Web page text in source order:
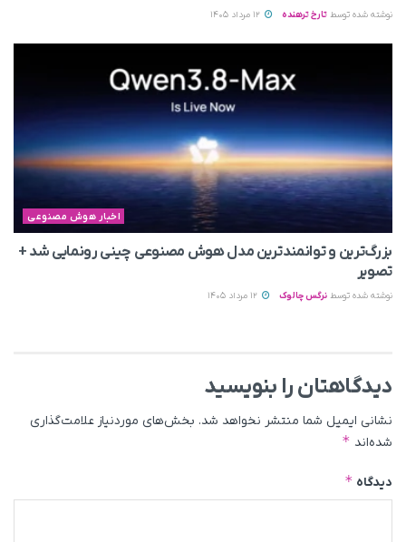
نوشته شده توسط تارخ ترهنده
اخبار هوش مصنوعی
بزرگ‌ترین و توانمندترین مدل هوش مصنوعی چینی رونمایی شد +
تصویر
نوشته شده توسط نرگس چالوک
دیدگاهتان را بنویسید
نشانی ایمیل شما منتشر نخواهد شد. بخش‌های موردنیاز علامت‌گذاری
شده‌اند *
دیدگاه *